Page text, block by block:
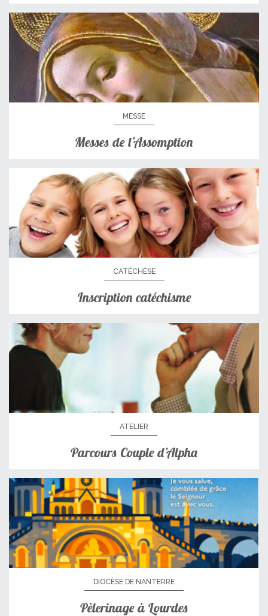
MESSE
Messes de l’Assomption
CATÉCHÈSE
Inscription catéchisme
ATELIER
Parcours Couple d’Alpha
DIOCÈSE DE NANTERRE
Pèlerinage à Lourdes